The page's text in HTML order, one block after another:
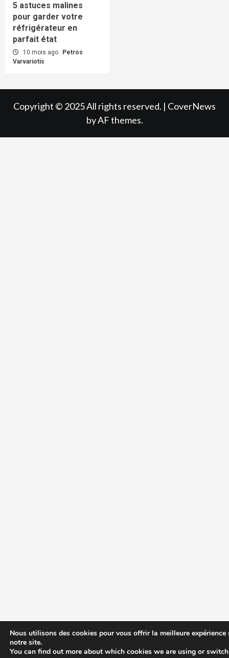
5 astuces malines
pour garder votre
réfrigérateur en
parfait état
10 mois ago
Petros
Varvariotis
Copyright © 2025 All rights reserved. | CoverNews
by AF themes.
Nous utilisons des cookies pour vous offrir la meilleure expérience
notre site.
You can find out more about which cookies we are using or switch